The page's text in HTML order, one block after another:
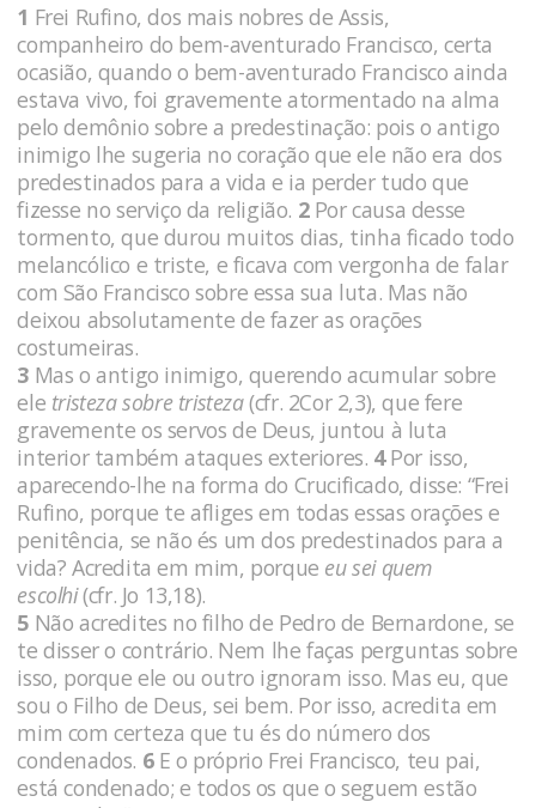
1 Frei Rufino, dos mais nobres de Assis,
companheiro do bem-aventurado Francisco, certa
ocasião, quando o bem-aventurado Francisco ainda
estava vivo, foi gravemente atormentado na alma
pelo demônio sobre a predestinação: pois o antigo
inimigo lhe sugeria no coração que ele não era dos
predestinados para a vida e ia perder tudo que
fizesse no serviço da religião. 2Por causa desse
tormento, que durou muitos dias, tinha ficado todo
melancólico e triste, e ficava com vergonha de falar
com São Francisco sobre essa sua luta. Mas não
deixou absolutamente de fazer as orações
costumeiras.
3 Mas o antigo inimigo, querendo acumular sobre
ele tristeza sobre tristeza(cfr. 2Cor 2,3), que fere
gravemente os servos de Deus, juntou à luta
interior também ataques exteriores. 4Por isso,
aparecendo-lhe na forma do Crucificado, disse: “Frei
Rufino, porque te afliges em todas essas orações e
penitência, se não és um dos predestinados para a
vida? Acredita em mim, porque eu sei quem
escolhi(cfr. Jo 13,18).
5 Não acredites no filho de Pedro de Bernardone, se
te disser o contrário. Nem lhe faças perguntas sobre
isso, porque ele ou outro ignoram isso. Mas eu, que
sou o Filho de Deus, sei bem. Por isso, acredita em
mim com certeza que tu és do número dos
condenados. 6E o próprio Frei Francisco, teu pai,
está condenado; e todos os que o seguem estão